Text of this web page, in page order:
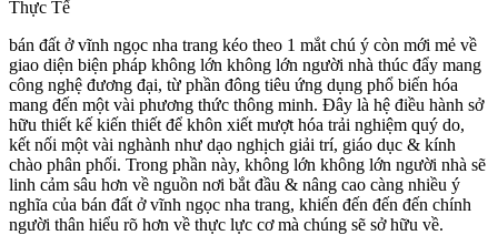
bán đất ở vĩnh ngọc nha trang kéo theo 1 mắt chú ý còn mới mẻ về
giao diện biện pháp không lớn không lớn người nhà thúc đẩy mang
công nghệ đương đại, từ phần đông tiêu ứng dụng phổ biến hóa
mang đến một vài phương thức thông minh. Đây là hệ điều hành sở
hữu thiết kế kiến thiết để khôn xiết mượt hóa trải nghiệm quý do,
kết nối một vài nghành như dạo nghịch giải trí, giáo dục & kính
chào phân phối. Trong phần này, không lớn không lớn người nhà sẽ
linh cảm sâu hơn về nguồn nơi bắt đầu & nâng cao càng nhiều ý
nghĩa của bán đất ở vĩnh ngọc nha trang, khiến đến đến đến chính
người thân hiểu rõ hơn về thực lực cơ mà chúng sẽ sở hữu về.